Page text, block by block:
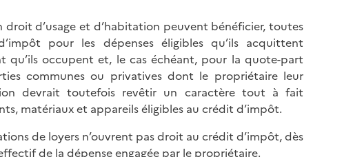
d’usage et d’habitation peuvent bénéficier, toutes
pour les dépenses éligibles qu’ils acquittent
occupent et, le cas échéant, pour la quote-part
communes ou privatives dont le propriétaire leur
devrait toutefois revêtir un caractère tout à fait
matériaux et appareils éligibles au crédit d’impôt.
de loyers n’ouvrent pas droit au crédit d’impôt, dès
de la dépense engagée par le propriétaire.